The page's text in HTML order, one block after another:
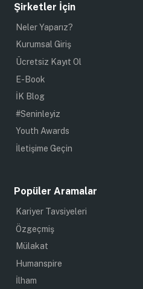
Şirketler İçin
Neler Yaparız?
Kurumsal Giriş
Ücretsiz Kayıt Ol
E-Book
İK Blog
#Seninleyiz
Youth Awards
İletişime Geçin
Popüler Aramalar
Kariyer Tavsiyeleri
Özgeçmiş
Mülakat
Humanspire
İlham